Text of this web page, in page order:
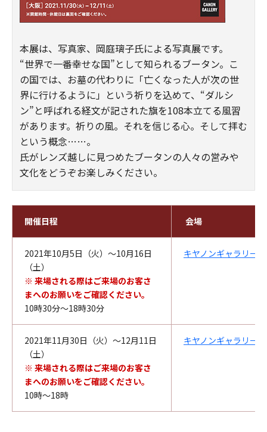
本展は、写真家、岡庭璃子氏による写真展です。
“世界で一番幸せな国”として知られるブータン。こ
の国では、お墓の代わりに「亡くなった人が次の世
界に行けるように」という祈りを込めて、“ダルシ
ン”と呼ばれる経文が記された旗を108本立てる風習
があります。祈りの風。それを信じる心。そして拝む
という概念……。
氏がレンズ越しに見つめたブータンの人々の営みや
文化をどうぞお楽しみください。
開催日程 会場
2021年10月5日（火）～10月16日
（土）
※ 来場される際はご来場のお客さ
まへのお願いをご確認ください。
10時30分～18時30分
キヤノンギャラリー
2021年11月30日（火）〜12月11日
（土）
※ 来場される際はご来場のお客さ
まへのお願いをご確認ください。
10時～18時
キヤノンギャラリー